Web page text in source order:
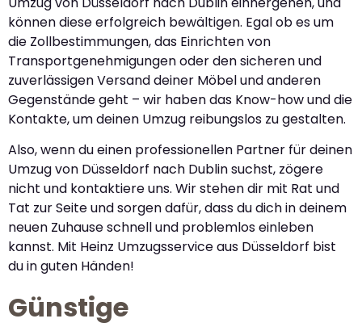
können diese erfolgreich bewältigen. Egal ob es um
die Zollbestimmungen, das Einrichten von
Transportgenehmigungen oder den sicheren und
zuverlässigen Versand deiner Möbel und anderen
Gegenstände geht – wir haben das Know-how und die
Kontakte, um deinen Umzug reibungslos zu gestalten.
Also, wenn du einen professionellen Partner für deinen
Umzug von Düsseldorf nach Dublin suchst, zögere
nicht und kontaktiere uns. Wir stehen dir mit Rat und
Tat zur Seite und sorgen dafür, dass du dich in deinem
neuen Zuhause schnell und problemlos einleben
kannst. Mit Heinz Umzugsservice aus Düsseldorf bist
du in guten Händen!
Günstige